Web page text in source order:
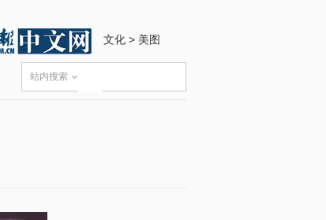
文化 > 美图
站内搜索